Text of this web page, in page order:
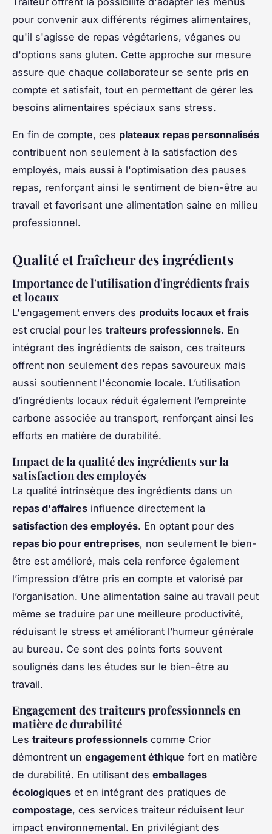
pour convenir aux différents régimes alimentaires,
qu'il s'agisse de repas végétariens, véganes ou
d'options sans gluten. Cette approche sur mesure
assure que chaque collaborateur se sente pris en
compte et satisfait, tout en permettant de gérer les
besoins alimentaires spéciaux sans stress.
En fin de compte, ces plateaux repas personnalisés
contribuent non seulement à la satisfaction des
employés, mais aussi à l'optimisation des pauses
repas, renforçant ainsi le sentiment de bien-être au
travail et favorisant une alimentation saine en milieu
professionnel.
Qualité et fraîcheur des ingrédients
Importance de l'utilisation d'ingrédients frais
et locaux
L'engagement envers des produits locaux et frais
est crucial pour les traiteurs professionnels. En
intégrant des ingrédients de saison, ces traiteurs
offrent non seulement des repas savoureux mais
aussi soutiennent l'économie locale. L’utilisation
d’ingrédients locaux réduit également l’empreinte
carbone associée au transport, renforçant ainsi les
efforts en matière de durabilité.
Impact de la qualité des ingrédients sur la
satisfaction des employés
La qualité intrinsèque des ingrédients dans un
repas d'affaires influence directement la
satisfaction des employés. En optant pour des
repas bio pour entreprises, non seulement le bien-
être est amélioré, mais cela renforce également
l’impression d’être pris en compte et valorisé par
l’organisation. Une alimentation saine au travail peut
même se traduire par une meilleure productivité,
réduisant le stress et améliorant l’humeur générale
au bureau. Ce sont des points forts souvent
soulignés dans les études sur le bien-être au
travail.
Engagement des traiteurs professionnels en
matière de durabilité
Les traiteurs professionnels comme Crior
démontrent un engagement éthique fort en matière
de durabilité. En utilisant des emballages
écologiques et en intégrant des pratiques de
compostage, ces services traiteur réduisent leur
impact environnemental. En privilégiant des